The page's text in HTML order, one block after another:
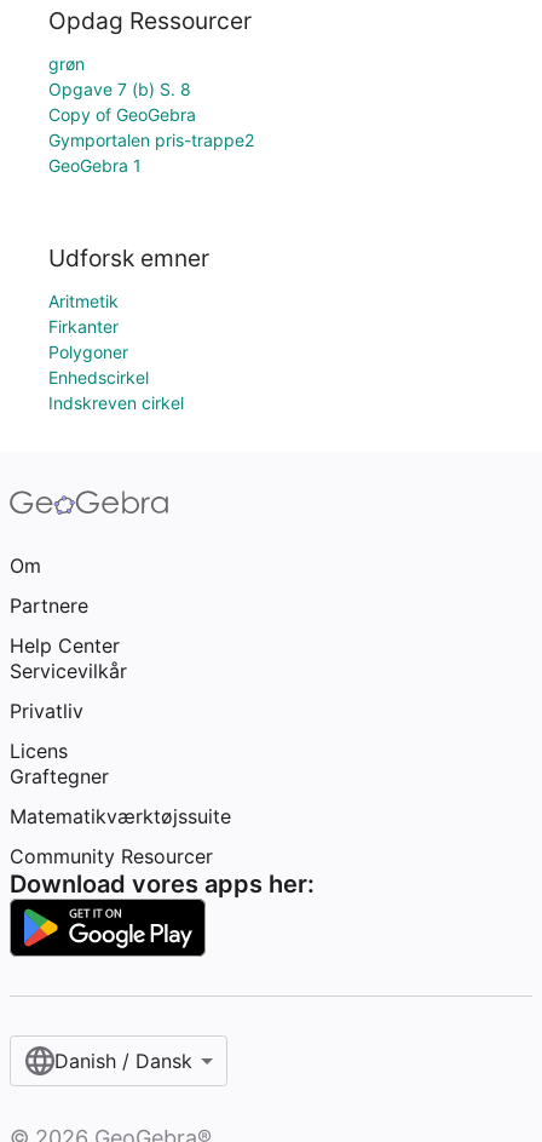
Opdag Ressourcer
grøn
Opgave 7 (b) S. 8
Copy of GeoGebra
Gymportalen pris-trappe2
GeoGebra 1
Udforsk emner
Aritmetik
Firkanter
Polygoner
Enhedscirkel
Indskreven cirkel
Om
Partnere
Help Center
Servicevilkår
Privatliv
Licens
Graftegner
Matematikværktøjssuite
Community Resourcer
Download vores apps her:
Danish / Dansk‎